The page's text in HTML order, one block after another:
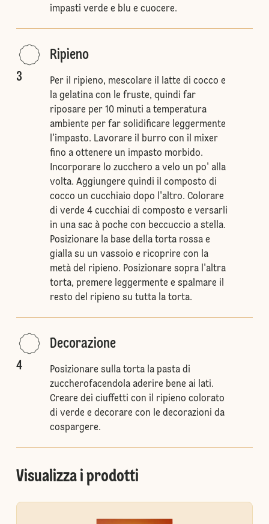
impasti verde e blu e cuocere.
3
Ripieno
Per il ripieno, mescolare il latte di cocco e
la gelatina con le fruste, quindi far
riposare per 10 minuti a temperatura
ambiente per far solidificare leggermente
l'impasto. Lavorare il burro con il mixer
fino a ottenere un impasto morbido.
Incorporare lo zucchero a velo un po' alla
volta. Aggiungere quindi il composto di
cocco un cucchiaio dopo l'altro. Colorare
di verde 4 cucchiai di composto e versarli
in una sac à poche con beccuccio a stella.
Posizionare la base della torta rossa e
gialla su un vassoio e ricoprire con la
metà del ripieno. Posizionare sopra l'altra
torta, premere leggermente e spalmare il
resto del ripieno su tutta la torta.
4
Decorazione
Posizionare sulla torta la pasta di
zuccherofacendola aderire bene ai lati.
Creare dei ciuffetti con il ripieno colorato
di verde e decorare con le decorazioni da
cospargere.
Visualizza i prodotti